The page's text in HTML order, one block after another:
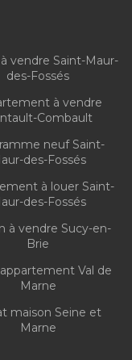
vendre Saint-Maur-
des-Fossés
à vendre
Combault
neuf Saint-
des-Fossés
à louer Saint-
des-Fossés
à vendre Sucy-en-
Brie
Val de
Marne
maison Seine et
Marne